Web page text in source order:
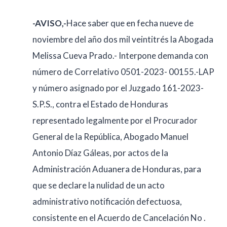
-AVISO,-Hace saber que en fecha nueve de
noviembre del año dos mil veintitrés la Abogada
Melissa Cueva Prado.- Interpone demanda con
número de Correlativo 0501-2023- 00155.-LAP
y número asignado por el Juzgado 161-2023-
S.P.S., contra el Estado de Honduras
representado legalmente por el Procurador
General de la República, Abogado Manuel
Antonio Díaz Gáleas, por actos de la
Administración Aduanera de Honduras, para
que se declare la nulidad de un acto
administrativo notificación defectuosa,
consistente en el Acuerdo de Cancelación No .